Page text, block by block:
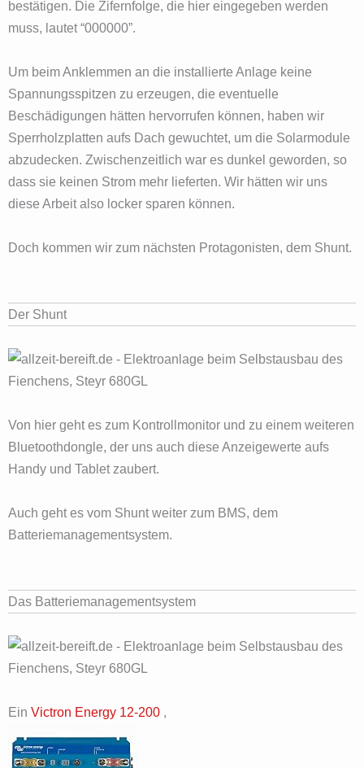
bestätigen. Die Zifernfolge, die hier eingegeben werden
muss, lautet “000000”.
Um beim Anklemmen an die installierte Anlage keine
Spannungsspitzen zu erzeugen, die eventuelle
Beschädigungen hätten hervorrufen können, haben wir
Sperrholzplatten aufs Dach gewuchtet, um die Solarmodule
abzudecken. Zwischenzeitlich war es dunkel geworden, so
dass sie keinen Strom mehr lieferten. Wir hätten wir uns
diese Arbeit also locker sparen können.
Doch kommen wir zum nächsten Protagonisten, dem Shunt.
Der Shunt
Von hier geht es zum Kontrollmonitor und zu einem weiteren
Bluetoothdongle, der uns auch diese Anzeigewerte aufs
Handy und Tablet zaubert.
Auch geht es vom Shunt weiter zum BMS, dem
Batteriemanagementsystem.
Das Batteriemanagementsystem
Ein Victron Energy 12-200 ,